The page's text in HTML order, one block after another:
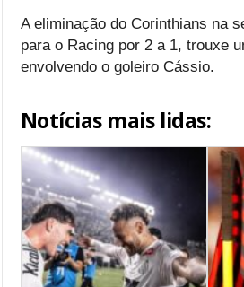
A eliminação do Corinthians na
para o Racing por 2 a 1, trouxe
envolvendo o goleiro Cássio.
Notícias mais lidas: